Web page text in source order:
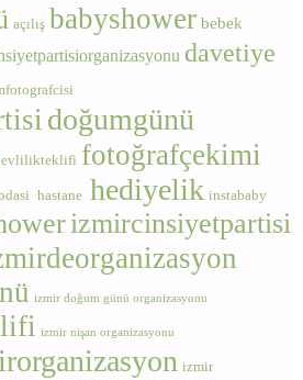
açılış babyshower bebek
davetiye
doğumgünü
evlilikteklifi fotoğrafçekimi
hastane hediyelik instababy
izmircinsiyetpartisi
izmir doğum günü organizasyonu
izmir nişan organizasyonu
izmir